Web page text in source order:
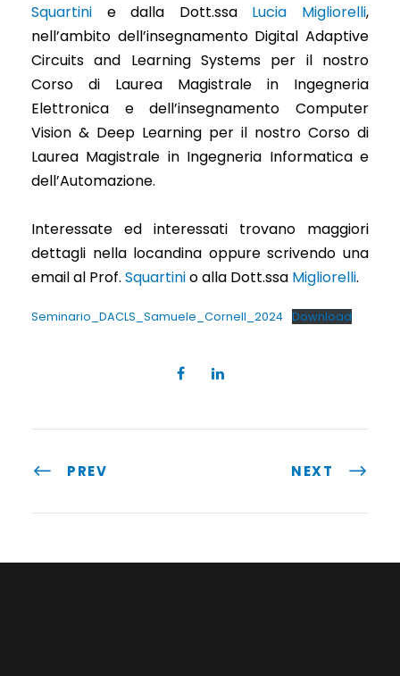
Squartini e dalla Dott.ssa Lucia Migliorelli,
nell’ambito dell’insegnamento Digital Adaptive
Circuits and Learning Systems per il nostro
Corso di Laurea Magistrale in Ingegneria
Elettronica e dell’insegnamento Computer
Vision & Deep Learning per il nostro Corso di
Laurea Magistrale in Ingegneria Informatica e
dell’Automazione.
Interessate ed interessati trovano maggiori
dettagli nella locandina oppure scrivendo una
email al Prof. Squartinio alla Dott.ssa Migliorelli.
Seminario_DACLS_Samuele_Cornell_2024 Download
PREV NEXT